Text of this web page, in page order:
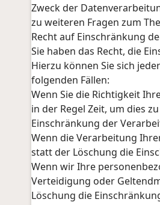
Zweck der
zu weiteren Fragen zum
Recht auf Einschränkung
Sie haben das Recht, die
Hierzu können Sie sich
folgenden Fällen:
Wenn Sie die Richtigkeit
in der Regel Zeit, um dies
Einschränkung der
Wenn die Verarbeitung
statt der Löschung die
Wenn wir Ihre
Verteidigung oder
Löschung die